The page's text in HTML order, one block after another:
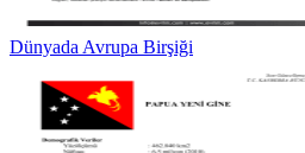
Dünyada Avrupa Birşiği